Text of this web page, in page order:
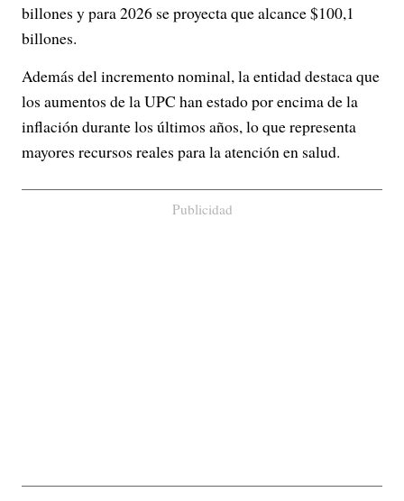
billones y para 2026 se proyecta que alcance $100,1
billones.
Además del incremento nominal, la entidad destaca que
los aumentos de la UPC han estado por encima de la
inflación durante los últimos años, lo que representa
mayores recursos reales para la atención en salud.
Publicidad